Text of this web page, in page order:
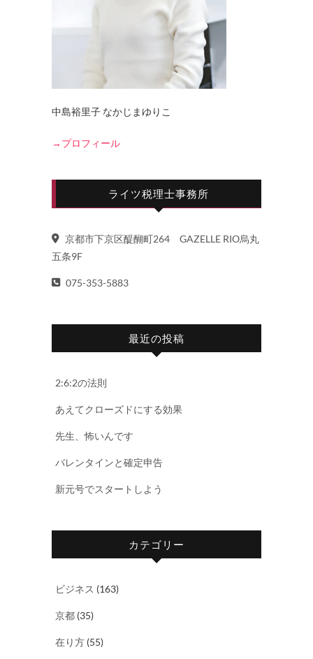
中島裕里子 なかじまゆりこ
→プロフィール
ライツ税理士事務所
京都市下京区醍醐町264 GAZELLE RIO烏丸
五条9F
075-353-5883
最近の投稿
2:6:2の法則
あえてクローズドにする効果
先生、怖いんです
バレンタインと確定申告
新元号でスタートしよう
カテゴリー
ビジネス (163)
京都 (35)
在り方 (55)